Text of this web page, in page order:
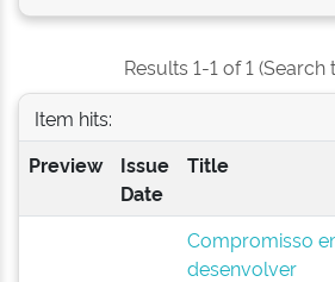
Results 1-1 of 1
Item hits:
Preview
Issue
Date
Title
Compromisso
desenvolver